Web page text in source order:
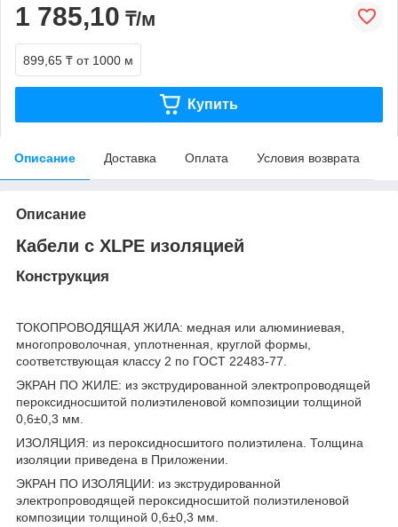
1 785,10 ₸/м
899,65 ₸ от 1000 м
Купить
Описание Доставка Оплата Условия возврата
Описание
Кабели с XLPE изоляцией
Конструкция
ТОКОПРОВОДЯЩАЯ ЖИЛА: медная или алюминиевая,
многопроволочная, уплотненная, круглой формы,
соответствующая классу 2 по ГОСТ 22483-77.
ЭКРАН ПО ЖИЛЕ: из экструдированной электропроводящей
пероксидносшитой полиэтиленовой композиции толщиной
0,6±0,3 мм.
ИЗОЛЯЦИЯ: из пероксидносшитого полиэтилена. Толщина
изоляции приведена в Приложении.
ЭКРАН ПО ИЗОЛЯЦИИ: из экструдированной
электропроводящей пероксидносшитой полиэтиленовой
композиции толщиной 0,6±0,3 мм.